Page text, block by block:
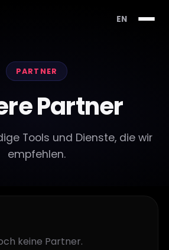
EN
PARTNER
Partner
Tools und Dienste, die wir
empfehlen.
keine Partner.